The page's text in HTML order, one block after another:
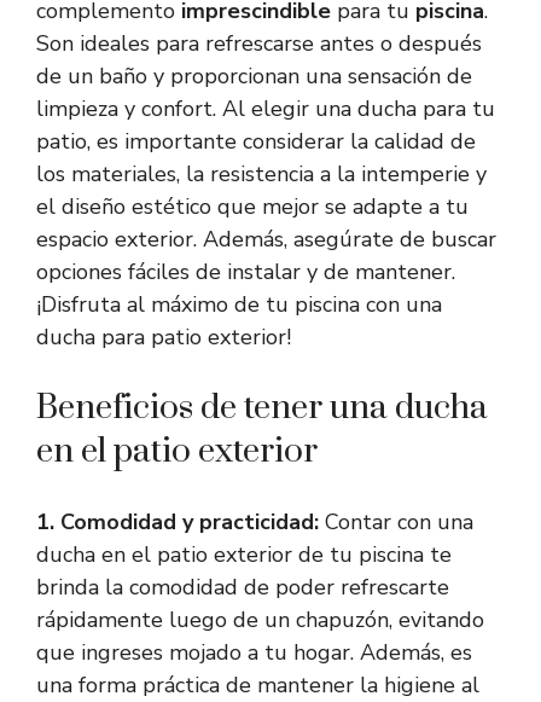
complemento imprescindible para tu piscina.
Son ideales para refrescarse antes o después
de un baño y proporcionan una sensación de
limpieza y confort. Al elegir una ducha para tu
patio, es importante considerar la calidad de
los materiales, la resistencia a la intemperie y
el diseño estético que mejor se adapte a tu
espacio exterior. Además, asegúrate de buscar
opciones fáciles de instalar y de mantener.
¡Disfruta al máximo de tu piscina con una
ducha para patio exterior!
Beneficios de tener una ducha
en el patio exterior
1. Comodidad y practicidad: Contar con una
ducha en el patio exterior de tu piscina te
brinda la comodidad de poder refrescarte
rápidamente luego de un chapuzón, evitando
que ingreses mojado a tu hogar. Además, es
una forma práctica de mantener la higiene al